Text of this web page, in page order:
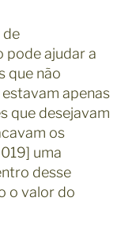
de
pode ajudar a
que não
apenas
que desejavam
os
uma
desse
o valor do